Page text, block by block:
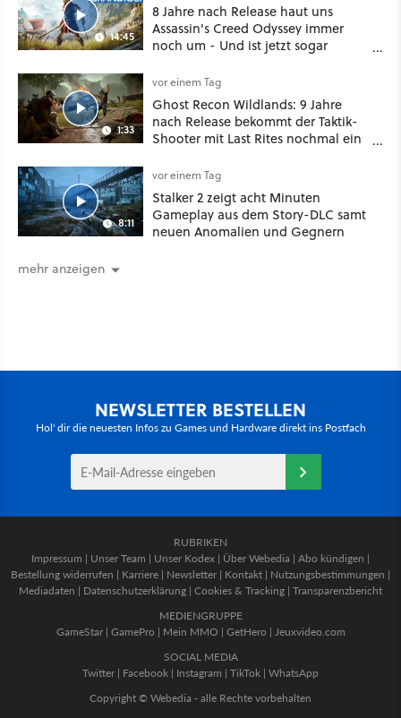
14:45
8 Jahre nach Release haut uns
Assassin's Creed Odyssey immer
noch um - Und ist jetzt sogar
1:33
vor einem Tag
Ghost Recon Wildlands: 9 Jahre
nach Release bekommt der Taktik-
Shooter mit Last Rites nochmal ein
8:11
vor einem Tag
Stalker 2 zeigt acht Minuten
Gameplay aus dem Story-DLC samt
neuen Anomalien und Gegnern
mehr anzeigen
NEWSLETTER BESTELLEN
Hol' dir die neuesten Infos zu Games und Hardware direkt ins Postfach
RUBRIKEN
Impressum | Unser Team | Unser Kodex | Über Webedia | Abo kündigen |
Bestellung widerrufen | Karriere | Newsletter | Kontakt | Nutzungsbestimmungen |
Mediadaten | Datenschutzerklärung | Cookies & Tracking | Transparenzbericht
MEDIENGRUPPE
GameStar| GamePro | Mein MMO | GetHero | Jeuxvideo.com
SOCIAL MEDIA
Twitter | Facebook | Instagram | TikTok | WhatsApp
Copyright © Webedia - alle Rechte vorbehalten